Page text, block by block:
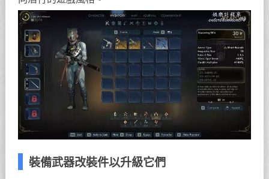
裝備武器改裝件以升級它們